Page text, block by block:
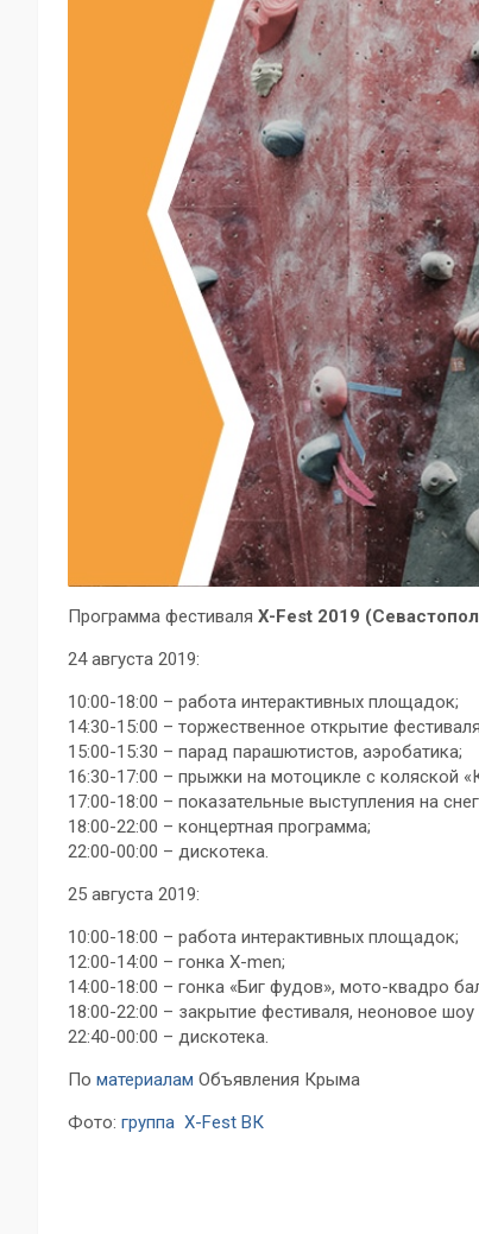
Программа фестиваля X-Fest 2019
24 августа 2019:
10:00-18:00 – работа интерактивных площадок;
14:30-15:00 – торжественное открытие
15:00-15:30 – парад парашютистов, аэробатика;
16:30-17:00 – прыжки на мотоцикле с коляской
17:00-18:00 – показательные выступления на
18:00-22:00 – концертная программа;
22:00-00:00 – дискотека.
25 августа 2019:
10:00-18:00 – работа интерактивных площадок;
12:00-14:00 – гонка X-men;
14:00-18:00 – гонка «Биг фудов», мото-квадро
18:00-22:00 – закрытие фестиваля, неоновое
22:40-00:00 – дискотека.
По материалам Объявления Крыма
Фото: группа X-Fest ВК